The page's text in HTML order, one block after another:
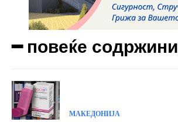
━ повеќе содржини
МАКЕДОНИЈА